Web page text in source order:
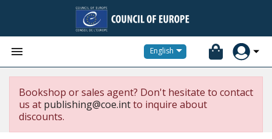
 English
Bookshop or sales agent? Don't hesitate to contact
us at publishing@coe.intto inquire about
discounts.